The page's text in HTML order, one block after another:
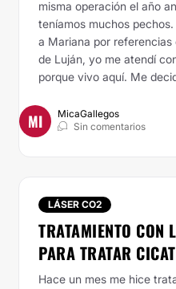
misma operación el año
teníamos muchos
a Mariana por referencias
de Luján, yo me atendí
porque vivo aquí. Me
MI
MicaGallegos
Sin comentarios
LÁSER CO2
TRATAMIENTO CON
PARA TRATAR
Hace un mes me hice